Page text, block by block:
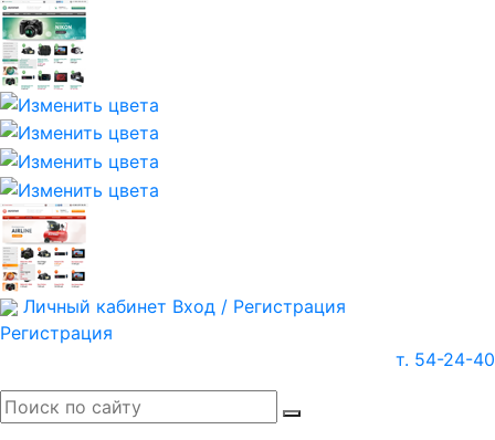
Личный кабинет Вход / Регистрация
Регистрация
т. 54-24-40